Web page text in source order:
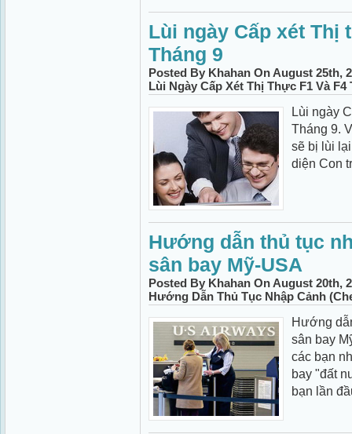
Lùi ngày Cấp xét Thị
Tháng 9
Posted By Khahan On August 25th,
Lùi Ngày Cấp Xét Thị Thực F1 Và F4
Lùi ngày
Tháng 9.
sẽ bị lùi
diện Con
Hướng dẫn thủ tục
sân bay Mỹ-USA
Posted By Khahan On August 20th,
Hướng Dẫn Thủ Tục Nhập Cảnh
Hướng
sân bay
các bạn
bay "đất
bạn lần